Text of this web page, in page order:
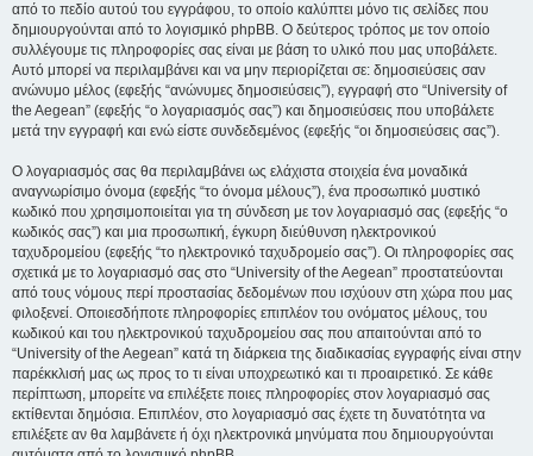
από το πεδίο αυτού του εγγράφου, το οποίο καλύπτει μόνο τις σελίδες που
δημιουργούνται από το λογισμικό phpBB. Ο δεύτερος τρόπος με τον οποίο
συλλέγουμε τις πληροφορίες σας είναι με βάση το υλικό που μας υποβάλετε.
Αυτό μπορεί να περιλαμβάνει και να μην περιορίζεται σε: δημοσιεύσεις σαν
ανώνυμο μέλος (εφεξής “ανώνυμες δημοσιεύσεις”), εγγραφή στο “University of
the Aegean” (εφεξής “ο λογαριασμός σας”) και δημοσιεύσεις που υποβάλετε
μετά την εγγραφή και ενώ είστε συνδεδεμένος (εφεξής “οι δημοσιεύσεις σας”).
Ο λογαριασμός σας θα περιλαμβάνει ως ελάχιστα στοιχεία ένα μοναδικά
αναγνωρίσιμο όνομα (εφεξής “το όνομα μέλους”), ένα προσωπικό μυστικό
κωδικό που χρησιμοποιείται για τη σύνδεση με τον λογαριασμό σας (εφεξής “ο
κωδικός σας”) και μια προσωπική, έγκυρη διεύθυνση ηλεκτρονικού
ταχυδρομείου (εφεξής “το ηλεκτρονικό ταχυδρομείο σας”). Οι πληροφορίες σας
σχετικά με το λογαριασμό σας στο “University of the Aegean” προστατεύονται
από τους νόμους περί προστασίας δεδομένων που ισχύουν στη χώρα που μας
φιλοξενεί. Οποιεσδήποτε πληροφορίες επιπλέον του ονόματος μέλους, του
κωδικού και του ηλεκτρονικού ταχυδρομείου σας που απαιτούνται από το
“University of the Aegean” κατά τη διάρκεια της διαδικασίας εγγραφής είναι στην
παρέκκλισή μας ως προς το τι είναι υποχρεωτικό και τι προαιρετικό. Σε κάθε
περίπτωση, μπορείτε να επιλέξετε ποιες πληροφορίες στον λογαριασμό σας
εκτίθενται δημόσια. Επιπλέον, στο λογαριασμό σας έχετε τη δυνατότητα να
επιλέξετε αν θα λαμβάνετε ή όχι ηλεκτρονικά μηνύματα που δημιουργούνται